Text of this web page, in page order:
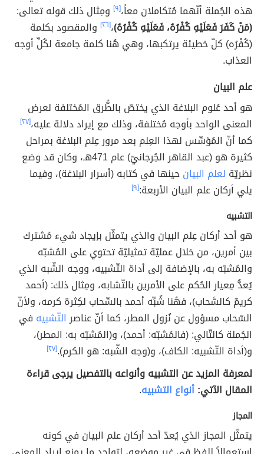
هذه الجُملة أنّهما مُتكاملان معاً،[٩]
ومِثال ذلك قوله تعالى:
(مَنْ كَفَرَ فَعَلَيْهِ كُفْرُهُ، فَعَلَيْهِ كُفْرُهُ)،[٢٦]
والمقصود بكلمة
(كُفْرُه) كلّ خطيئة يرتكبها، وهي هُنا كلمة جامعة لكُلِّ أوجه
العذاب.
علم البيان
هو أحد عُلوم البلاغة الذي يختصّ بالطُّرق المُختلفة لعرض
المعنى الواحد بأوجه مُختلفة، وذلك مع إيراد دلالة عليه،[٢٧]
كما أنّ المُؤسِّس لهذا العِلم بعد مرور عِلم البلاغة بمراحل
كثيرة هو (عبد القاهر الجُرجانيّ) عام 471هـ، وكان قد وضع
نظريّة لعلم البيانحينها في كتابه (أسرار البلاغة)، وفيما
يلي أركان علم البيان الأربعة:[٩]
التشبيه
هو أحد أركان عِلم البيان والذي يتمثّل بإيجاد شيء مُشترك
بين أمرين، من خلال عمليّة تمثيليّة تحتوي على المُشبّه
والمُشبّه به، بالإضافة إلى أداة التّشبيه، ووجه الشّبه الذي
يُعدُّ مِعيار الحُكم على الأمرين بالتّشابه، ومِثال ذلك: (أحمد
كريمٌ كالسَّحاب)، فهُنا شُبِّه أحمد بالسِّحاب لكِثرة كرمه، ولأنّ
السّحاب مسؤول عن نُزول المطر، كما أنّ عناصرالتّشبيه في
الجُملة كالتّالي: (فالمُشبّه: أحمد)، و(المُشبّه به: المطر)،
و(أداة التّشبيه: الكاف)، و(وجه الشّبه: هو الكرم).[٢٧]
لمعرفة المزيد عن التشبيه وأنواعه بالتفصيل يرجى قراءة
المقال الآتي:أنواع التشبيه.
المجاز
يتمثّل المجاز الذي يُعدّ أحد أركان علم البيان في كونه